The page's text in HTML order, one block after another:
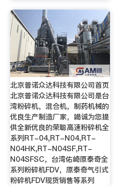
北京普诺众达科技有限公司首页
北京普诺众达科技有限公司是台
湾粉碎机，混合机，制药机械的
优良生产制造厂家，竭诚为您提
供全新优良的荣聪高速粉碎机全
系列RT-04,RT-N04,RT-
N04HK,RT-N04SF,RT-
N04SFSC，台湾佑崎原泰奇全
系列粉碎机FDV，原泰奇气引式
粉碎机FDV现货销售等系列